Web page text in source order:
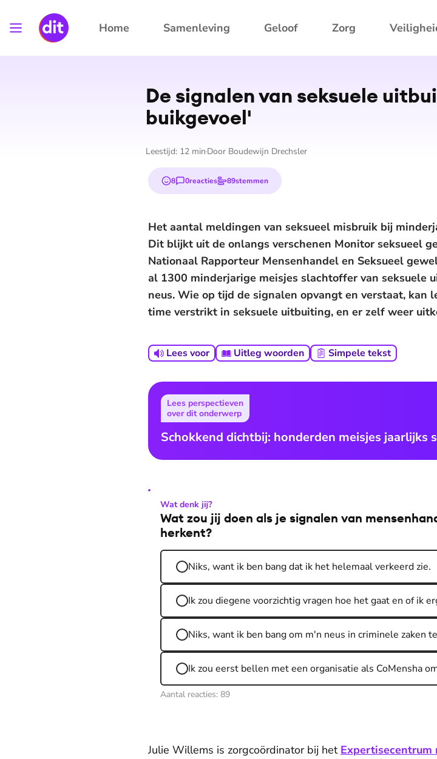
Home Samenleving Geloof Zorg
De signalen van seksuele
buik­ge­voel'
Leestijd: 12 min Door Boudewijn Drechsler
8
emojis
0reacties 89stemmen
Het aantal meldingen van seksueel misbruik bij
Dit blijkt uit de onlangs verschenen Monitor seksueel
Nationaal Rapporteur Mensenhandel en Seksueel
al 1300 minderjarige meisjes slachtoffer van seksuele
neus. Wie op tijd de signalen opvangt en verstaat, kan
time verstrikt in seksuele uitbuiting, en er zelf weer
Lees voor Uitleg woorden Simpele tekst
Lees perspectieven
over dit onderwerp
Schokkend dichtbij: honderden meisjes
Wat denk jij?
Wat zou jij doen als je signalen van
herkent?
Niks, want ik ben bang dat ik het helemaal verkeerd zie.
Ik zou diegene voorzichtig vragen hoe het gaat en of ik
Niks, want ik ben bang om m'n neus in criminele zaken
Ik zou eerst bellen met een organisatie als CoMensha
Aantal reacties: 89
Julie Willems is zorgcoördinator bij het Expertisecentrum